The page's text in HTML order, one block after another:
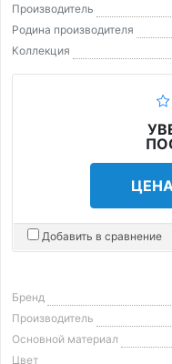
Производитель
Родина производителя
Коллекция
Добавить в сравнение
Бренд
Производитель
Основной материал
Цвет